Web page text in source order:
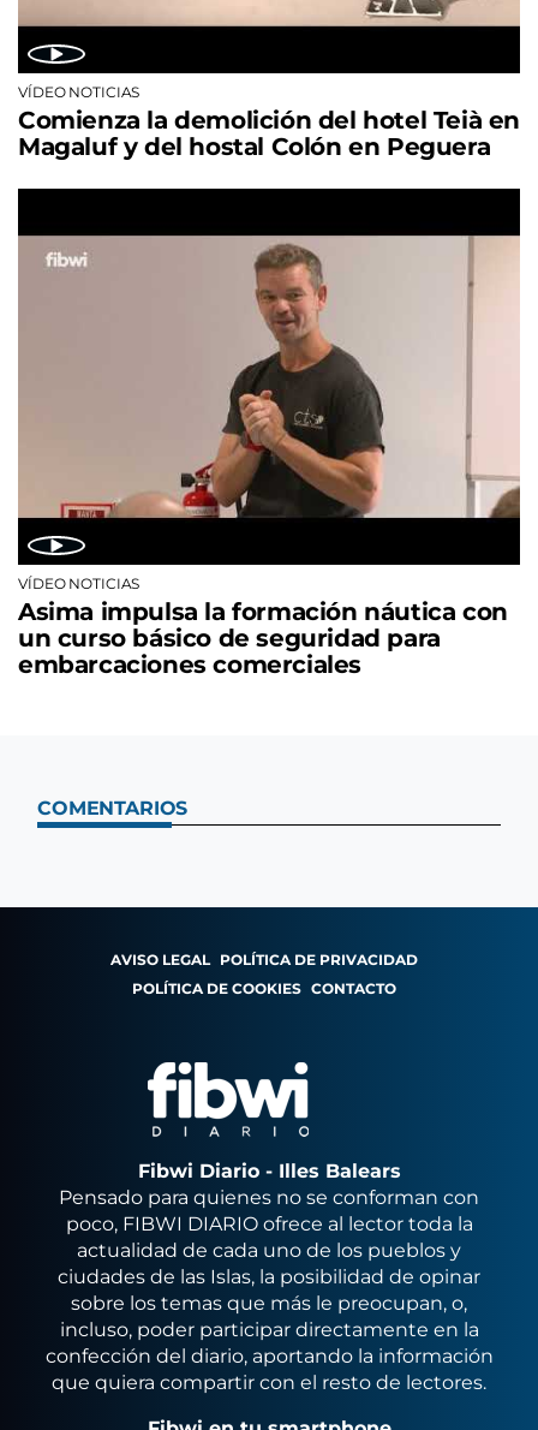
VÍDEO NOTICIAS
Comienza la demolición del hotel Teià en
Magaluf y del hostal Colón en Peguera
VÍDEO NOTICIAS
Asima impulsa la formación náutica con
un curso básico de seguridad para
embarcaciones comerciales
COMENTARIOS
AVISO LEGAL POLÍTICA DE PRIVACIDAD
POLÍTICA DE COOKIES CONTACTO
Fibwi Diario - Illes Balears
Pensado para quienes no se conforman con
poco, FIBWI DIARIO ofrece al lector toda la
actualidad de cada uno de los pueblos y
ciudades de las Islas, la posibilidad de opinar
sobre los temas que más le preocupan, o,
incluso, poder participar directamente en la
confección del diario, aportando la información
que quiera compartir con el resto de lectores.